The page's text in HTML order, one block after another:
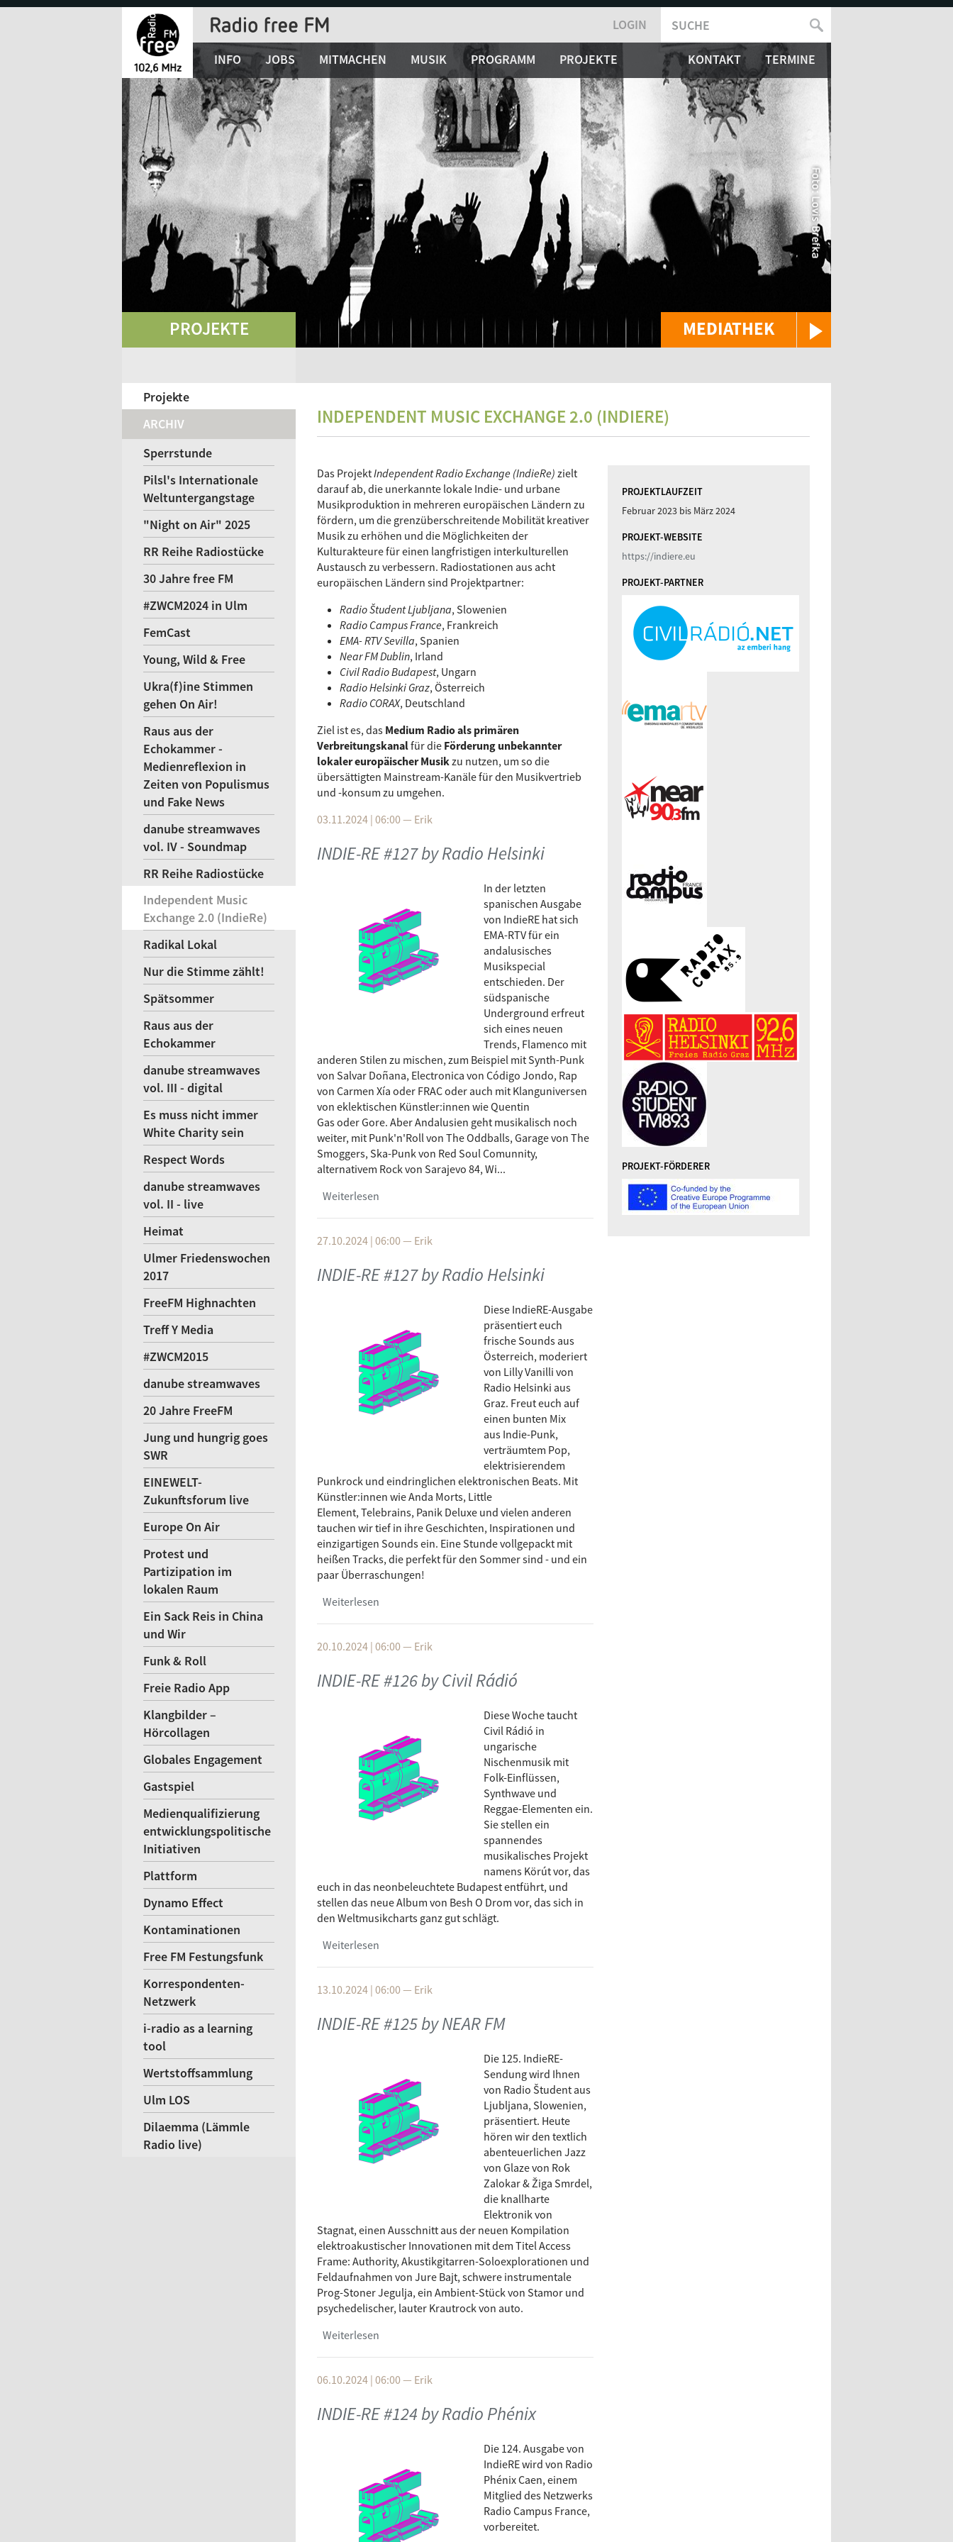
Jump
MEDIATHEK
LOGIN
SUCHFORMULAR
SUCHE
INFO JOBS MITMACHEN MUSIK PROGRAMM PROJEKTE KONTAKT TERMINE
INDEPENDENT MUSIC EXCHANGE 2.0 (INDIERE)
Das ProjektIndependent Radio Exchange (IndieRe) zielt
darauf ab, die unerkannte lokale Indie- und urbane
Musikproduktion in mehreren europäischen Ländern zu
fördern, um die grenzüberschreitende Mobilität kreativer
Musik zu erhöhen und die Möglichkeiten der
Kulturakteure für einen langfristigen interkulturellen
Austausch zu verbessern. Radiostationen aus acht
europäischen Ländern sind Projektpartner:
Radio Študent Ljubljana, Slowenien
Radio Campus France, Frankreich
EMA- RTV Sevilla, Spanien
Near FM Dublin, Irland
Civil Radio Budapest, Ungarn
Radio Helsinki Graz, Österreich
Radio CORAX, Deutschland
Ziel ist es, das Medium Radio als primären
Verbreitungskanalfür die Förderung unbekannter
lokaler europäischer Musikzu nutzen, um so die
übersättigten Mainstream-Kanäle für den Musikvertrieb
und -konsum zu umgehen.
03.11.2024 | 06:00— Erik
INDIE-RE #127 by Radio Helsinki
In der letzten
spanischen Ausgabe
von IndieRE hat sich
EMA-RTV für ein
andalusisches
Musikspecial
entschieden. Der
südspanische
Underground erfreut
sich eines neuen
Trends, Flamenco mit
anderen Stilen zu mischen, zum Beispiel mit Synth-Punk
von Salvar Doñana, Electronica von Código Jondo, Rap
von Carmen Xía oder FRAC oder auch mit Klanguniversen
von eklektischen Künstler:innen wie Quentin
Gas oder Gore. Aber Andalusien geht musikalisch noch
weiter, mit Punk'n'Roll von The Oddballs, Garage von The
Smoggers, Ska-Punk von Red Soul Comunnity,
alternativem Rock von Sarajevo 84, Wi...
Weiterlesen
27.10.2024 | 06:00— Erik
INDIE-RE #127 by Radio Helsinki
Diese IndieRE-Ausgabe
präsentiert euch
frische Sounds aus
Österreich, moderiert
von Lilly Vanilli von
Radio Helsinki aus
Graz. Freut euch auf
einen bunten Mix
aus Indie-Punk,
verträumtem Pop,
elektrisierendem
Punkrock und eindringlichen elektronischen Beats. Mit
Künstler:innen wie Anda Morts, Little
Element, Telebrains, Panik Deluxe und vielen anderen
tauchen wir tief in ihre Geschichten, Inspirationen und
einzigartigen Sounds ein. Eine Stunde vollgepackt mit
heißen Tracks, die perfekt für den Sommer sind - und ein
paar Überraschungen!
Weiterlesen
20.10.2024 | 06:00— Erik
INDIE-RE #126 by Civil Rádió
Diese Woche taucht
Civil Rádió in
ungarische
Nischenmusik mit
Folk-Einflüssen,
Synthwave und
Reggae-Elementen ein.
Sie stellen ein
spannendes
musikalisches Projekt
namens Körút vor, das
euch in das neonbeleuchtete Budapest entführt, und
stellen das neue Album von Besh O Drom vor, das sich in
den Weltmusikcharts ganz gut schlägt.
Weiterlesen
13.10.2024 | 06:00— Erik
INDIE-RE #125 by NEAR FM
Die 125. IndieRE-
Sendung wird Ihnen
von Radio Študent aus
Ljubljana, Slowenien,
präsentiert. Heute
hören wir den textlich
abenteuerlichen Jazz
von Glaze von Rok
Zalokar & Žiga Smrdel,
die knallharte
Elektronik von
Stagnat, einen Ausschnitt aus der neuen Kompilation
elektroakustischer Innovationen mit dem Titel Access
Frame: Authority, Akustikgitarren-Soloexplorationen und
Feldaufnahmen von Jure Bajt, schwere instrumentale
Prog-Stoner Jegulja, ein Ambient-Stück von Stamor und
psychedelischer, lauter Krautrock von auto.
Weiterlesen
06.10.2024 | 06:00— Erik
INDIE-RE #124 by Radio Phénix
Die 124. Ausgabe von
IndieRE wird von Radio
Phénix Caen, einem
Mitglied des Netzwerks
Radio Campus France,
vorbereitet.
PROJEKTLAUFZEIT
Februar 2023 bis März 2024
PROJEKT-WEBSITE
https://indiere.eu
PROJEKT-PARTNER
PROJEKT-FÖRDERER
PROJEKTE
Projekte
ARCHIV
Sperrstunde
Pilsl's Internationale
Weltuntergangstage
"Night on Air" 2025
RR Reihe Radiostücke
30 Jahre free FM
#ZWCM2024 in Ulm
FemCast
Young, Wild & Free
Ukra(f)ine Stimmen
gehen On Air!
Raus aus der
Echokammer -
Medienreflexion in
Zeiten von Populismus
und Fake News
danube streamwaves
vol. IV - Soundmap
RR Reihe Radiostücke
Independent Music
Exchange 2.0 (IndieRe)
Radikal Lokal
Nur die Stimme zählt!
Spätsommer
Raus aus der
Echokammer
danube streamwaves
vol. III - digital
Es muss nicht immer
White Charity sein
Respect Words
danube streamwaves
vol. II - live
Heimat
Ulmer Friedenswochen
2017
FreeFM Highnachten
Treff Y Media
#ZWCM2015
danube streamwaves
20 Jahre FreeFM
Jung und hungrig goes
SWR
EINEWELT-
Zukunftsforum live
Europe On Air
Protest und
Partizipation im
lokalen Raum
Ein Sack Reis in China
und Wir
Funk & Roll
Freie Radio App
Klangbilder –
Hörcollagen
Globales Engagement
Gastspiel
Medienqualifizierung
entwicklungspolitische
Initiativen
Plattform
Dynamo Effect
Kontaminationen
Free FM Festungsfunk
Korrespondenten-
Netzwerk
i-radio as a learning
tool
Wertstoffsammlung
Ulm LOS
Dilaemma (Lämmle
Radio live)